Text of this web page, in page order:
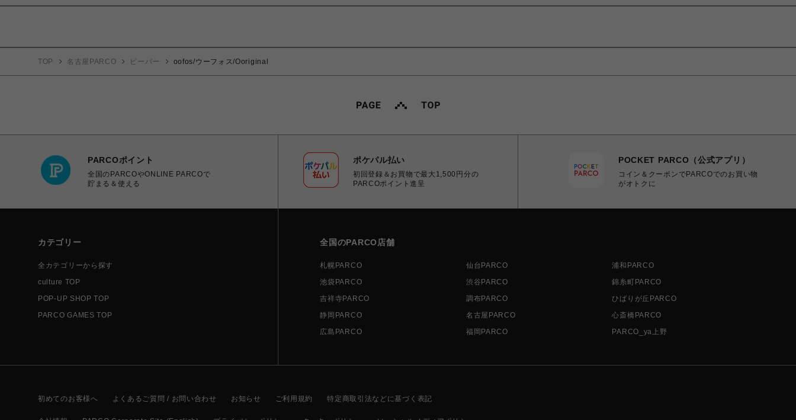
TOP 名古屋PARCO ビーバー oofos/ウーフォス/Ooriginal
PARCOポイント
全国のPARCOやONLINE PARCOで
貯まる＆使える
ポケパル払い
初回登録＆お買物で最大1,500円分の
PARCOポイント進呈
POCKET PARCO（公式アプリ）
コイン＆クーポンでPARCOでのお買い物
がオトクに
カテゴリー
全カテゴリーから探す
culture TOP
POP-UP SHOP TOP
PARCO GAMES TOP
全国のPARCO店舗
札幌PARCO 仙台PARCO
浦和PARCO
池袋PARCO
渋谷PARCO
錦糸町PARCO
吉祥寺PARCO
調布PARCO
ひばりが丘PARCO
静岡PARCO
名古屋PARCO
心斎橋PARCO
広島PARCO
福岡PARCO PARCO_ya上野
初めてのお客様へ よくあるご質問 / お問い合わせ お知らせ ご利用規約 特定商取引法などに基づく表記